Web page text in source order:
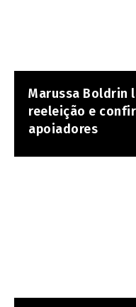
Marussa Boldrin
reeleição e
apoiadores